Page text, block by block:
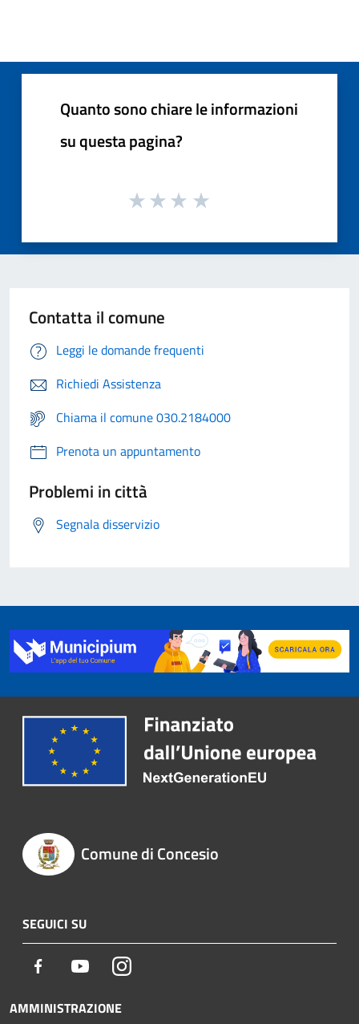
Quanto sono chiare le informazioni
su questa pagina?
Contatta il comune
Leggi le domande frequenti
Richiedi Assistenza
Chiama il comune 030.2184000
Prenota un appuntamento
Problemi in città
Segnala disservizio
Comune di Concesio
SEGUICI SU
Facebook YoutubeInstagram
AMMINISTRAZIONE